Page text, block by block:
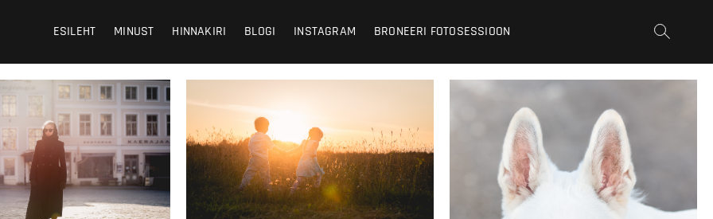
ESILEHT MINUST HINNAKIRI BLOGI INSTAGRAM BRONEERI FOTOSESSIOON